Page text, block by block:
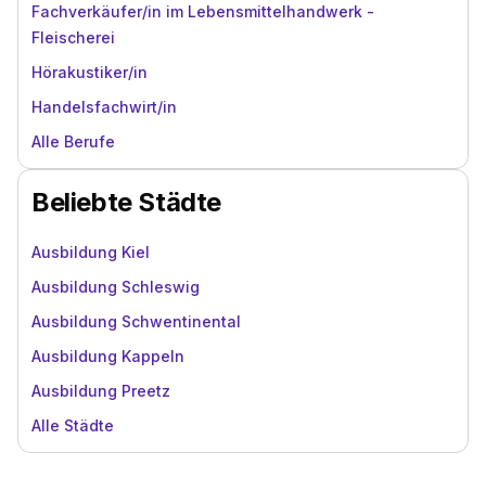
Fachverkäufer/in im Lebensmittelhandwerk -
Fleischerei
Hörakustiker/in
Handelsfachwirt/in
Alle Berufe
Beliebte Städte
Ausbildung Kiel
Ausbildung Schleswig
Ausbildung Schwentinental
Ausbildung Kappeln
Ausbildung Preetz
Alle Städte